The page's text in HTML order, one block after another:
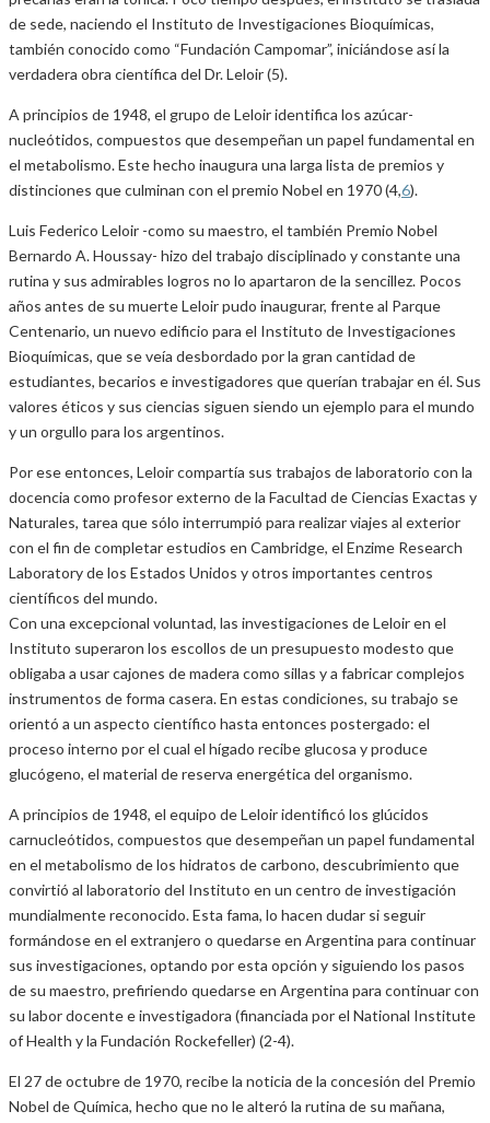
de sede, naciendo el Instituto de Investigaciones Bioquímicas,
también conocido como “Fundación Campomar”, iniciándose así la
verdadera obra científica del Dr. Leloir (5).
A principios de 1948, el grupo de Leloir identifica los azúcar-
nucleótidos, compuestos que desempeñan un papel fundamental en
el metabolismo. Este hecho inaugura una larga lista de premios y
distinciones que culminan con el premio Nobel en 1970 (4,6).
Luis Federico Leloir -como su maestro, el también Premio Nobel
Bernardo A. Houssay- hizo del trabajo disciplinado y constante una
rutina y sus admirables logros no lo apartaron de la sencillez. Pocos
años antes de su muerte Leloir pudo inaugurar, frente al Parque
Centenario, un nuevo edificio para el Instituto de Investigaciones
Bioquímicas, que se veía desbordado por la gran cantidad de
estudiantes, becarios e investigadores que querían trabajar en él. Sus
valores éticos y sus ciencias siguen siendo un ejemplo para el mundo
y un orgullo para los argentinos.
Por ese entonces, Leloir compartía sus trabajos de laboratorio con la
docencia como profesor externo de la Facultad de Ciencias Exactas y
Naturales, tarea que sólo interrumpió para realizar viajes al exterior
con el fin de completar estudios en Cambridge, el Enzime Research
Laboratory de los Estados Unidos y otros importantes centros
científicos del mundo.
Con una excepcional voluntad, las investigaciones de Leloir en el
Instituto superaron los escollos de un presupuesto modesto que
obligaba a usar cajones de madera como sillas y a fabricar complejos
instrumentos de forma casera. En estas condiciones, su trabajo se
orientó a un aspecto científico hasta entonces postergado: el
proceso interno por el cual el hígado recibe glucosa y produce
glucógeno, el material de reserva energética del organismo.
A principios de 1948, el equipo de Leloir identificó los glúcidos
carnucleótidos, compuestos que desempeñan un papel fundamental
en el metabolismo de los hidratos de carbono, descubrimiento que
convirtió al laboratorio del Instituto en un centro de investigación
mundialmente reconocido. Esta fama, lo hacen dudar si seguir
formándose en el extranjero o quedarse en Argentina para continuar
sus investigaciones, optando por esta opción y siguiendo los pasos
de su maestro, prefiriendo quedarse en Argentina para continuar con
su labor docente e investigadora (financiada por el National Institute
of Health y la Fundación Rockefeller) (2-4).
El 27 de octubre de 1970, recibe la noticia de la concesión del Premio
Nobel de Química, hecho que no le alteró la rutina de su mañana,